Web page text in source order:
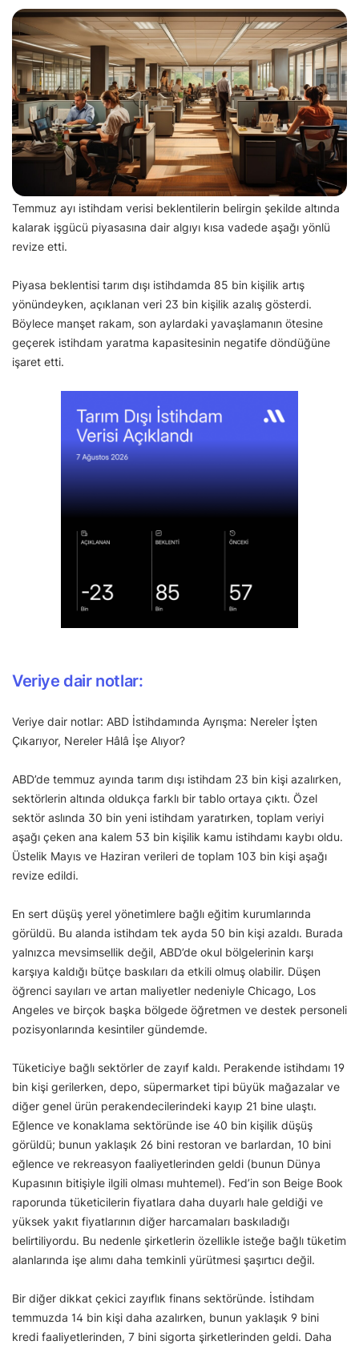
Temmuz ayı istihdam verisi beklentilerin belirgin şekilde altında
kalarak işgücü piyasasına dair algıyı kısa vadede aşağı yönlü
revize etti.
Piyasa beklentisi tarım dışı istihdamda 85 bin kişilik artış
yönündeyken, açıklanan veri 23 bin kişilik azalış gösterdi.
Böylece manşet rakam, son aylardaki yavaşlamanın ötesine
geçerek istihdam yaratma kapasitesinin negatife döndüğüne
işaret etti.
Veriye dair notlar:
Veriye dair notlar: ABD İstihdamında Ayrışma: Nereler İşten
Çıkarıyor, Nereler Hâlâ İşe Alıyor?
ABD’de temmuz ayında tarım dışı istihdam 23 bin kişi azalırken,
sektörlerin altında oldukça farklı bir tablo ortaya çıktı. Özel
sektör aslında 30 bin yeni istihdam yaratırken, toplam veriyi
aşağı çeken ana kalem 53 bin kişilik kamu istihdamı kaybı oldu.
Üstelik Mayıs ve Haziran verileri de toplam 103 bin kişi aşağı
revize edildi.
En sert düşüş yerel yönetimlere bağlı eğitim kurumlarında
görüldü. Bu alanda istihdam tek ayda 50 bin kişi azaldı. Burada
yalnızca mevsimsellik değil, ABD’de okul bölgelerinin karşı
karşıya kaldığı bütçe baskıları da etkili olmuş olabilir. Düşen
öğrenci sayıları ve artan maliyetler nedeniyle Chicago, Los
Angeles ve birçok başka bölgede öğretmen ve destek personeli
pozisyonlarında kesintiler gündemde.
Tüketiciye bağlı sektörler de zayıf kaldı. Perakende istihdamı 19
bin kişi gerilerken, depo, süpermarket tipi büyük mağazalar ve
diğer genel ürün perakendecilerindeki kayıp 21 bine ulaştı.
Eğlence ve konaklama sektöründe ise 40 bin kişilik düşüş
görüldü; bunun yaklaşık 26 bini restoran ve barlardan, 10 bini
eğlence ve rekreasyon faaliyetlerinden geldi (bunun Dünya
Kupasının bitişiyle ilgili olması muhtemel). Fed’in son Beige Book
raporunda tüketicilerin fiyatlara daha duyarlı hale geldiği ve
yüksek yakıt fiyatlarının diğer harcamaları baskıladığı
belirtiliyordu. Bu nedenle şirketlerin özellikle isteğe bağlı tüketim
alanlarında işe alımı daha temkinli yürütmesi şaşırtıcı değil.
Bir diğer dikkat çekici zayıflık finans sektöründe. İstihdam
temmuzda 14 bin kişi daha azalırken, bunun yaklaşık 9 bini
kredi faaliyetlerinden, 7 bini sigorta şirketlerinden geldi. Daha